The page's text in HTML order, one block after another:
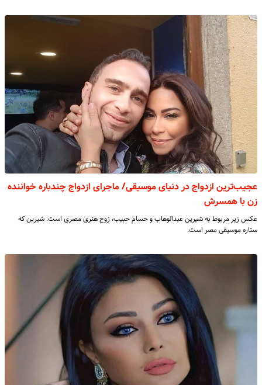
عجیب‌‎ترین ازدواج در دنیای موسیقی/ ماجرای ازدواج چندباره خواننده
زن با همسرش
عکس زیر مربوط به شیرین عبدالوهاب و حسام حبیب، زوج هنری مصری است. شیرین که
ستاره موسیقی مصر است.